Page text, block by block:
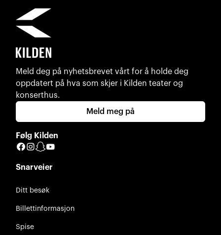
Meld deg på nyhetsbrevet vårt for å holde deg
oppdatert på hva som skjer i Kilden teater og
konserthus.
Meld meg på
Følg Kilden
Facebook
Instagram
Snapchat
Snarveier
Ditt besøk
Billettinformasjon
Spise